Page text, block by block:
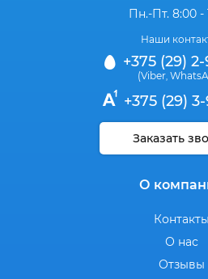
Пн.-Пт. 8:00 -
Наши
+375 (29)
(Viber
+375 (29)
Заказать
О
Контакты
О нас
Отзывы